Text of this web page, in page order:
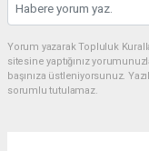
Yorum yazarak Topluluk
sitesine yaptığınız
başınıza üstleniyorsunuz.
sorumlu tutulamaz.